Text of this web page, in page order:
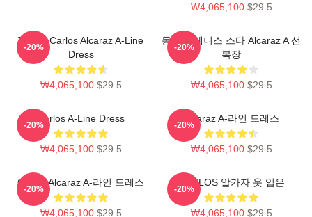
₩4,065,100 $29.5
Tennis Carlos Alcaraz A-Line
Dress
₩4,065,100 $29.5
-20%
동적인 테니스 스타 Alcaraz A 선
복장
₩4,065,100 $29.5
-20%
Carlos A-Line Dress
₩4,065,100 $29.5
-20%
Alcaraz A-라인 드레스
₩4,065,100 $29.5
-20%
Carlos Alcaraz A-라인 드레스
₩4,065,100 $29.5
-20%
CARLOS 알카자 옷 입은
₩4,065,100 $29.5
-20%